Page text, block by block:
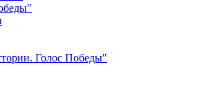
Голос Победы"